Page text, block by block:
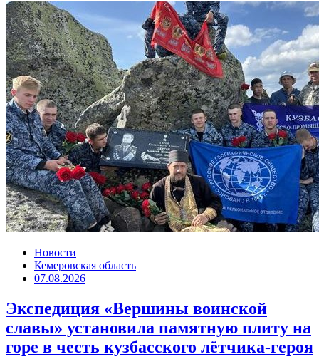
Новости
Кемеровская область
07.08.2026
Экспедиция «Вершины воинской
славы» установила памятную плиту на
горе в честь кузбасского лётчика-героя